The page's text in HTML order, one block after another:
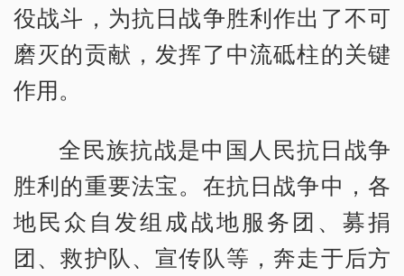
役战斗，为抗日战争胜利作出了不可
磨灭的贡献，发挥了中流砥柱的关键
作用。
全民族抗战是中国人民抗日战争
胜利的重要法宝。在抗日战争中，各
地民众自发组成战地服务团、募捐
团、救护队、宣传队等，奔走于后方